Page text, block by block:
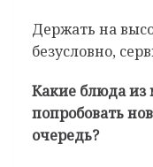
Держать на
безусловно,
Какие блюда
попробовать
очередь?